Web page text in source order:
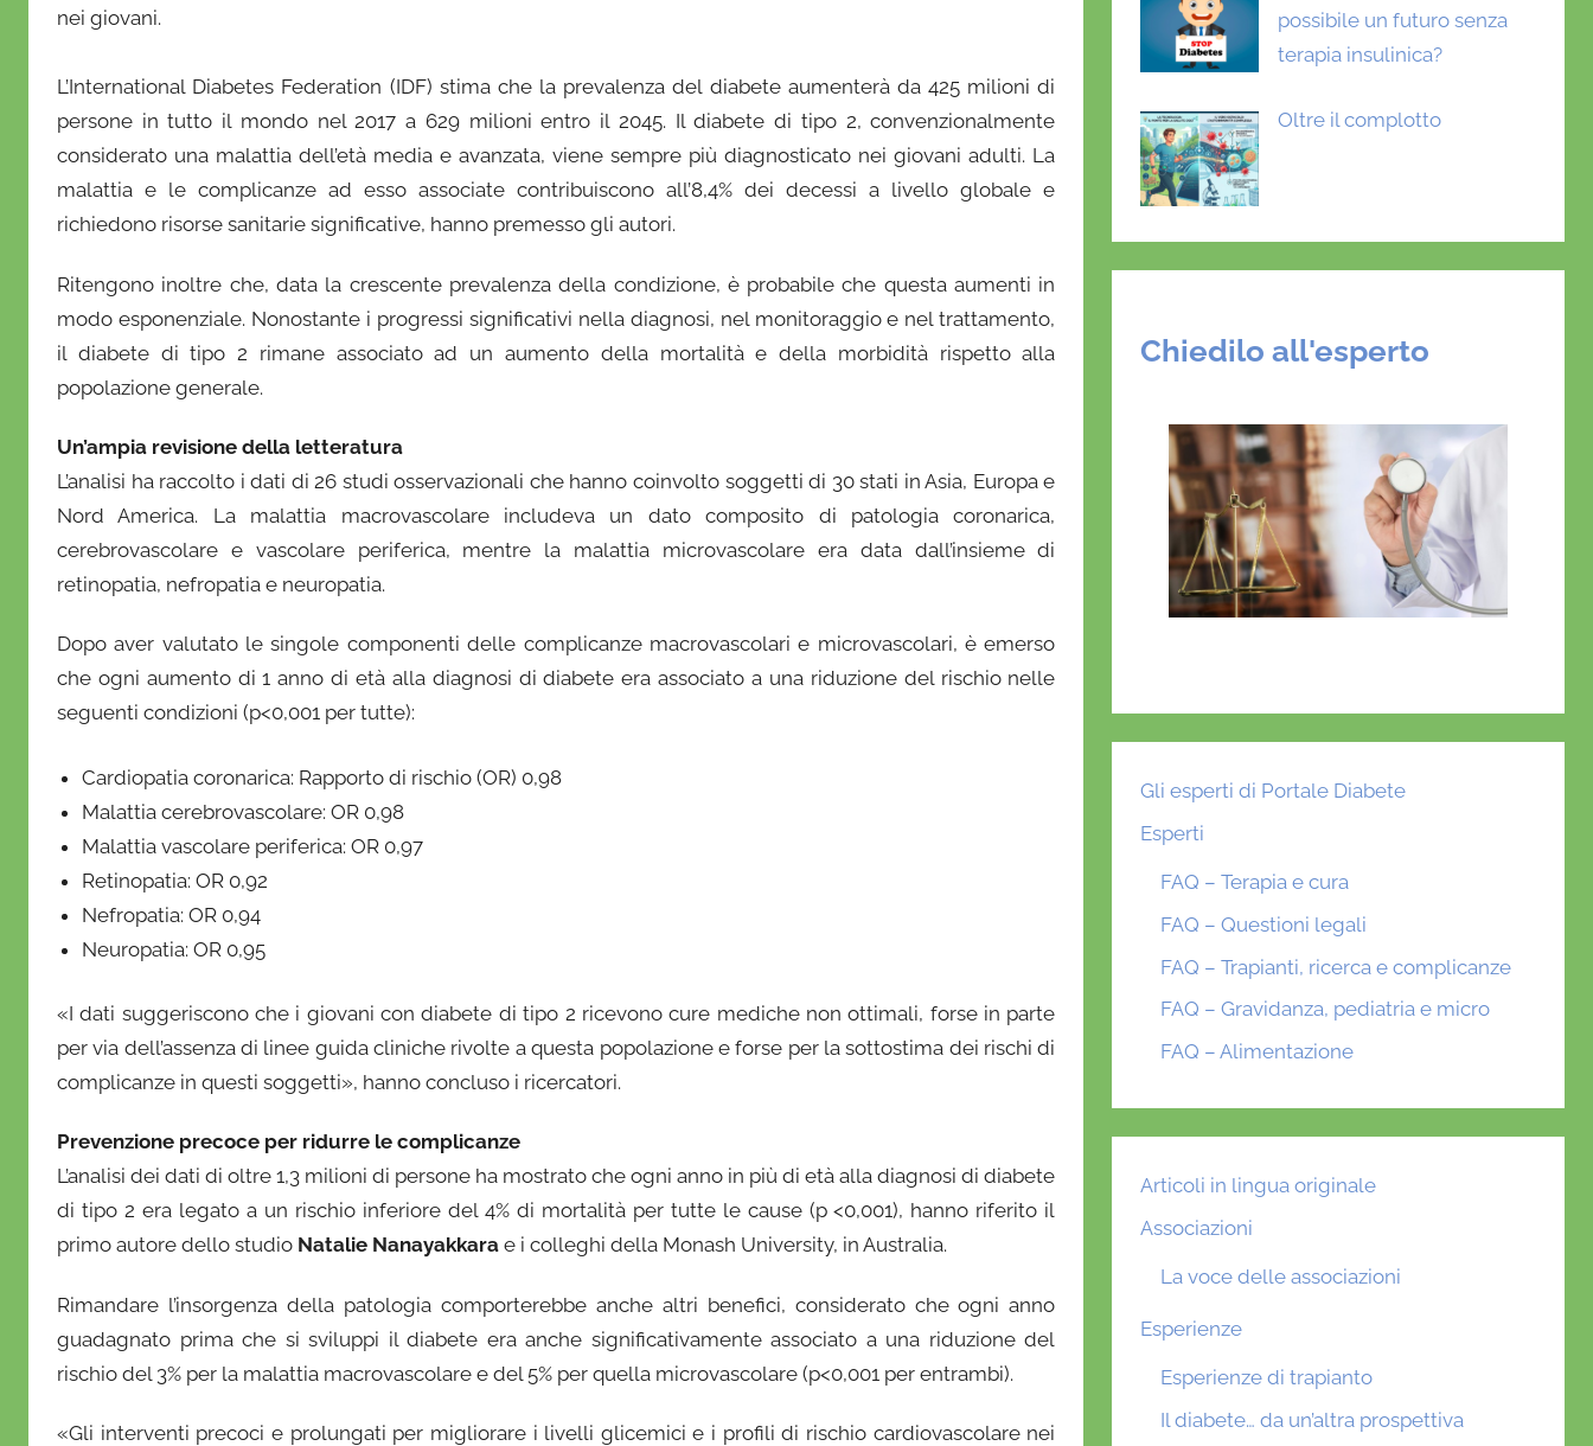
l
O
n
f
r
i
nei giovani.
L’International Diabetes Federation (IDF) stima che la prevalenza del diabete aumenterà da 425 milioni di
persone in tutto il mondo nel 2017 a 629 milioni entro il 2045. Il diabete di tipo 2, convenzionalmente
considerato una malattia dell’età media e avanzata, viene sempre più diagnosticato nei giovani adulti. La
malattia e le complicanze ad esso associate contribuiscono all’8,4% dei decessi a livello globale e
richiedono risorse sanitarie significative, hanno premesso gli autori.
Ritengono inoltre che, data la crescente prevalenza della condizione, è probabile che questa aumenti in
modo esponenziale. Nonostante i progressi significativi nella diagnosi, nel monitoraggio e nel trattamento,
il diabete di tipo 2 rimane associato ad un aumento della mortalità e della morbidità rispetto alla
popolazione generale.
Un’ampia revisione della letteratura
L’analisi ha raccolto i dati di 26 studi osservazionali che hanno coinvolto soggetti di 30 stati in Asia, Europa e
Nord America. La malattia macrovascolare includeva un dato composito di patologia coronarica,
cerebrovascolare e vascolare periferica, mentre la malattia microvascolare era data dall’insieme di
retinopatia, nefropatia e neuropatia.
Dopo aver valutato le singole componenti delle complicanze macrovascolari e microvascolari, è emerso
che ogni aumento di 1 anno di età alla diagnosi di diabete era associato a una riduzione del rischio nelle
seguenti condizioni (p<0,001 per tutte):
Cardiopatia coronarica: Rapporto di rischio (OR) 0,98
Malattia cerebrovascolare: OR 0,98
Malattia vascolare periferica: OR 0,97
Retinopatia: OR 0,92
Nefropatia: OR 0,94
Neuropatia: OR 0,95
«I dati suggeriscono che i giovani con diabete di tipo 2 ricevono cure mediche non ottimali, forse in parte
per via dell’assenza di linee guida cliniche rivolte a questa popolazione e forse per la sottostima dei rischi di
complicanze in questi soggetti», hanno concluso i ricercatori.
Prevenzione precoce per ridurre le complicanze
L’analisi dei dati di oltre 1,3 milioni di persone ha mostrato che ogni anno in più di età alla diagnosi di diabete
di tipo 2 era legato a un rischio inferiore del 4% di mortalità per tutte le cause (p <0,001), hanno riferito il
primo autore dello studio Natalie Nanayakkara e i colleghi della Monash University, in Australia.
Rimandare l’insorgenza della patologia comporterebbe anche altri benefici, considerato che ogni anno
guadagnato prima che si sviluppi il diabete era anche significativamente associato a una riduzione del
rischio del 3% per la malattia macrovascolare e del 5% per quella microvascolare (p<0,001 per entrambi).
«Gli interventi precoci e prolungati per migliorare i livelli glicemici e i profili di rischio cardiovascolare nei
possibile un futuro senza
terapia insulinica?
Oltre il complotto
Chiedilo all'esperto
Gli esperti di Portale Diabete
Esperti
FAQ – Terapia e cura
FAQ – Questioni legali
FAQ – Trapianti, ricerca e complicanze
FAQ – Gravidanza, pediatria e micro
FAQ – Alimentazione
Articoli in lingua originale
Associazioni
La voce delle associazioni
Esperienze
Esperienze di trapianto
Il diabete… da un’altra prospettiva